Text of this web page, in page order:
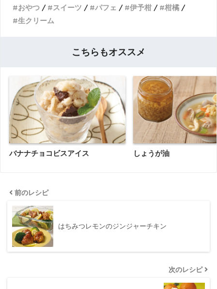
おやつ スイーツ パフェ 伊予柑
柑橘
生クリーム
こちらもオススメ
バナナチョコビスアイス しょうが油
前のレシピ
はちみつレモンのジンジャーチキン
次のレシピ